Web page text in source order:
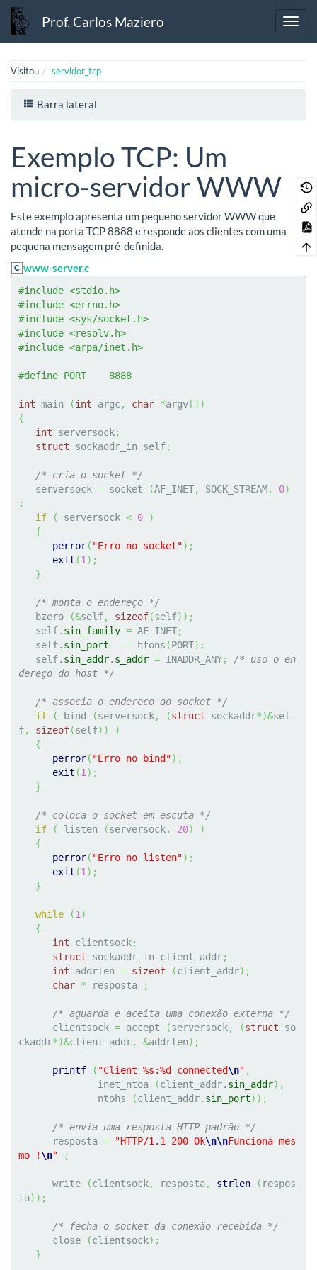
Prof. Carlos Maziero
Visitou servidor_tcp
Barra lateral
Exemplo TCP: Um
micro-servidor WWW
Este exemplo apresenta um pequeno servidor WWW que
atende na porta TCP 8888 e responde aos clientes com uma
pequena mensagem pré-definida.
www-server.c
#include <stdio.h>
#include <errno.h>
#include <sys/socket.h>
#include <resolv.h>
#include <arpa/inet.h>
#define PORT    8888
int main (int argc, char *argv [ ] )
{
int serversock;
struct sockaddr_in self;
/* cria o socket */
   serversock
= socket (AF_INET, SOCK_STREAM, 0)
;
if
( serversock < 0
)
{
perror( "Erro no socket") ;
exit (1 ) ;
}
/* monta o endereço */
   bzero
(&self, sizeof(self) ) ;
   self.
sin_family = AF_INET;
   self.
sin_port = htons (PORT) ;
   self.
sin_addr. s_addr = INADDR_ANY;
/* uso o en
dereço do host */
/* associa o endereço ao socket */
if
( bind (serversock, (struct sockaddr*)&sel
f, sizeof(self) )
)
{
perror( "Erro no bind") ;
exit (1 ) ;
}
/* coloca o socket em escuta */
if
( listen (serversock, 20)
)
{
perror( "Erro no listen") ;
exit (1 ) ;
}
while (1 )
{
int clientsock;
struct sockaddr_in client_addr;
int addrlen = sizeof (client_addr) ;
char * resposta ;
/* aguarda e aceita uma conexão externa */
      clientsock
= accept (serversock, (struct so
ckaddr*)&client_addr, &addrlen) ;
printf ( "Client %s:%d connected\n" ,
              inet_ntoa
(client_addr. sin_addr) ,
              ntohs
(client_addr. sin_port) ) ;
/* envia uma resposta HTTP padrão */
      resposta
= "HTTP/1.1 200 Ok\n\nFunciona mes
mo ! \n" ;
      write
(clientsock, resposta, strlen ( respos
ta) ) ;
/* fecha o socket da conexão recebida */
      close
(clientsock) ;
}